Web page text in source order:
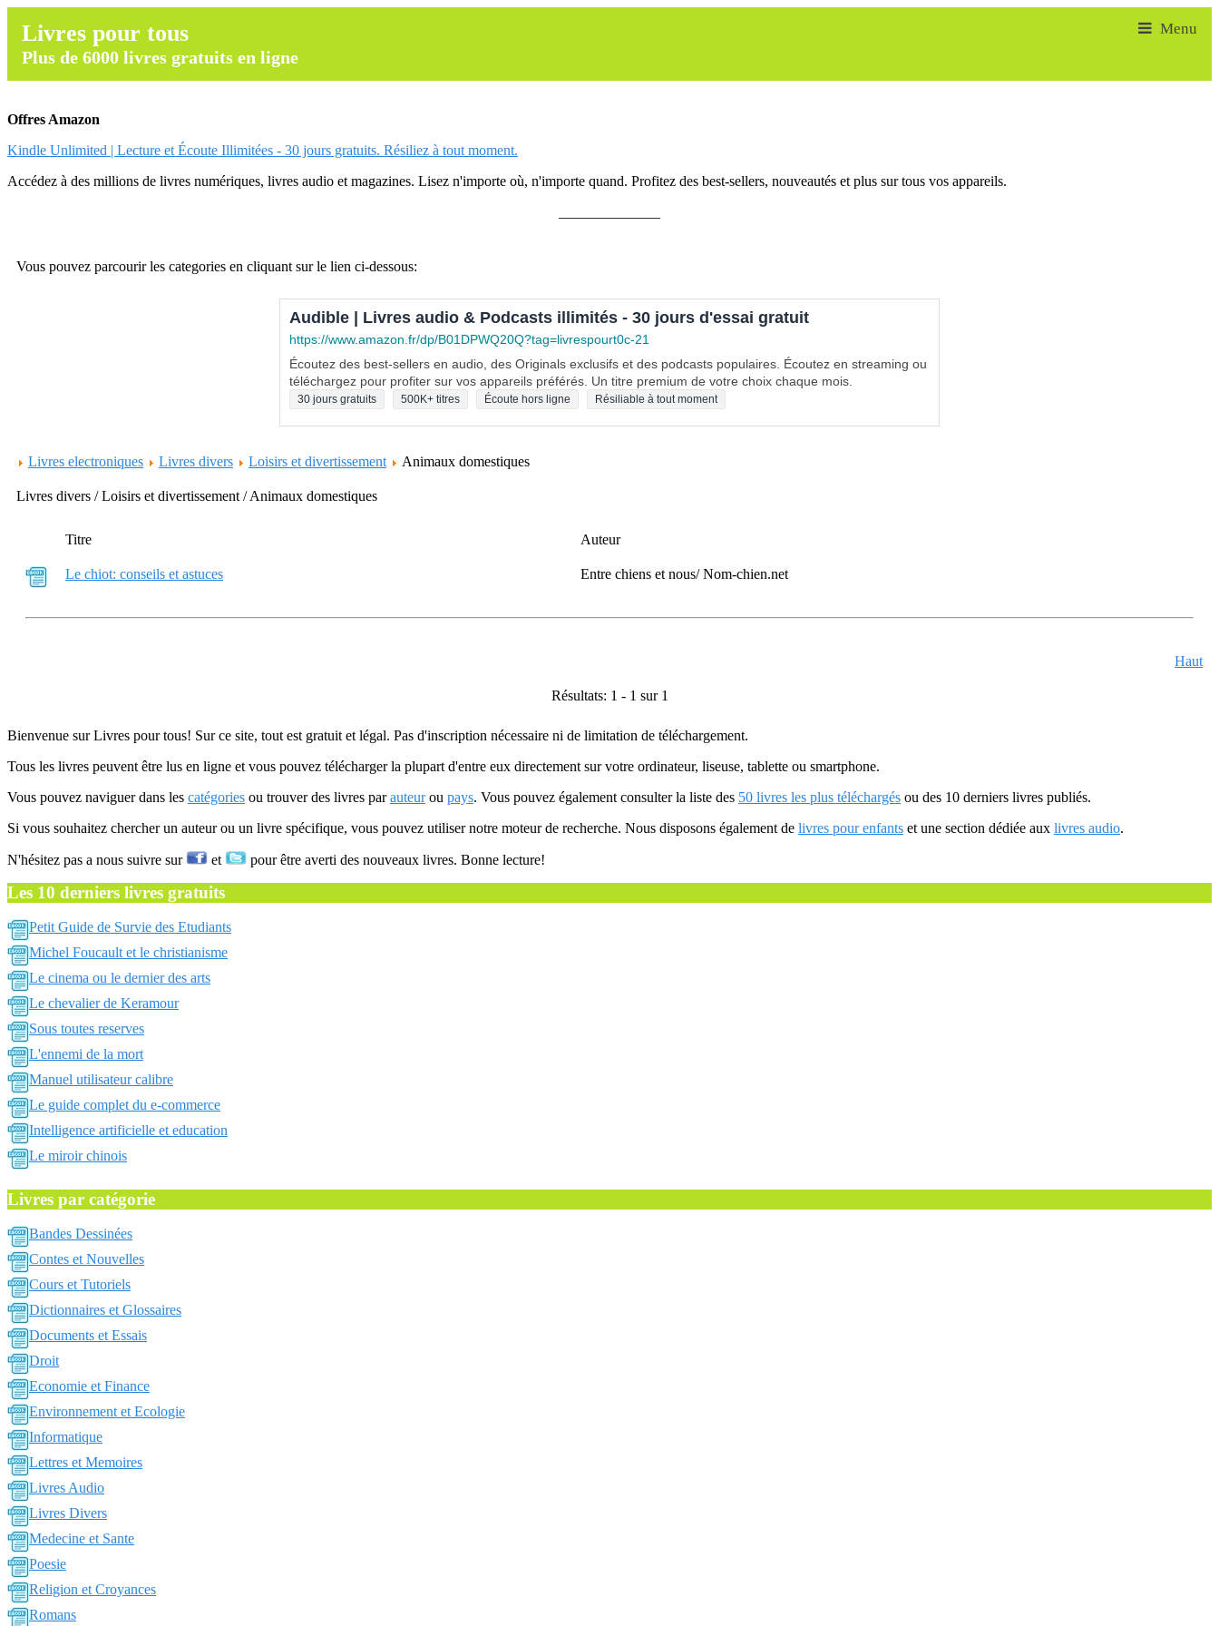
Livres pour tous
Plus de 6000 livres gratuits en ligne
Offres Amazon
Kindle Unlimited | Lecture et Écoute Illimitées - 30 jours gratuits. Résiliez à tout moment.
Accédez à des millions de livres numériques, livres audio et magazines. Lisez n'importe où, n'importe quand. Profitez des best-sellers, nouveautés et plus sur tous vos appareils.
Vous pouvez parcourir les categories en cliquant sur le lien ci-dessous:
Audible | Livres audio & Podcasts illimités - 30 jours d'essai gratuit
https://www.amazon.fr/dp/B01DPWQ20Q?tag=livrespourt0c-21
Écoutez des best-sellers en audio, des Originals exclusifs et des podcasts populaires. Écoutez en streaming ou
téléchargez pour profiter sur vos appareils préférés. Un titre premium de votre choix chaque mois.
30 jours gratuits 500K+ titres Écoute hors ligne Résiliable à tout moment
Livres electroniques Livres divers Loisirs et divertissement Animaux domestiques
Livres divers / Loisirs et divertissement / Animaux domestiques
Titre Auteur
Le chiot: conseils et astuces Entre chiens et nous/ Nom-chien.net
Haut
Résultats: 1 - 1 sur 1
Bienvenue sur Livres pour tous! Sur ce site, tout est gratuit et légal. Pas d'inscription nécessaire ni de limitation de téléchargement.
Tous les livres peuvent être lus en ligne et vous pouvez télécharger la plupart d'entre eux directement sur votre ordinateur, liseuse, tablette ou smartphone.
Vous pouvez naviguer dans les catégories ou trouver des livres parauteurou pays. Vous pouvez également consulter la liste des 50 livres les plus téléchargés ou des 10 derniers livres publiés.
Si vous souhaitez chercher un auteur ou un livre spécifique, vous pouvez utiliser notre moteur de recherche. Nous disposons également de livres pour enfants et une section dédiée aux livres audio.
N'hésitez pas a nous suivre sur et pour être averti des nouveaux livres. Bonne lecture!
Les 10 derniers livres gratuits
Petit Guide de Survie des Etudiants
Michel Foucault et le christianisme
Le cinema ou le dernier des arts
Le chevalier de Keramour
Sous toutes reserves
L'ennemi de la mort
Manuel utilisateur calibre
Le guide complet du e-commerce
Intelligence artificielle et education
Le miroir chinois
Livres par catégorie
Bandes Dessinées
Contes et Nouvelles
Cours et Tutoriels
Dictionnaires et Glossaires
Documents et Essais
Droit
Economie et Finance
Environnement et Ecologie
Informatique
Lettres et Memoires
Livres Audio
Livres Divers
Medecine et Sante
Poesie
Religion et Croyances
Romans